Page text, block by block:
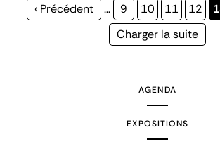
Page
‹ Précédent … Page
9 Page
10 Page
11 Page
12
Page
Charger la suite
AGENDA
EXPOSITIONS